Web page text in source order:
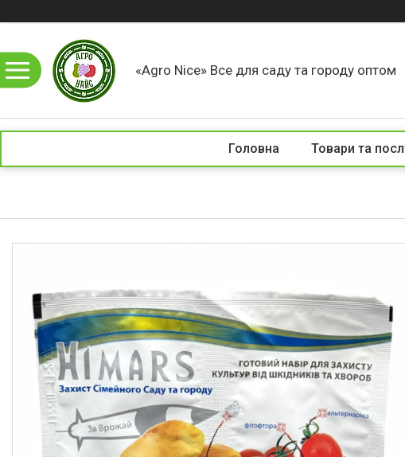
«Agro Nice» Все для саду та городу оптом
Головна Товари та